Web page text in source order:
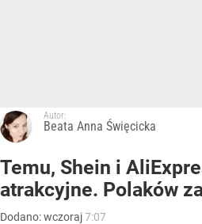
Autor:
Beata Anna Święcicka
Temu, Shein i
atrakcyjne. Polaków
Dodano:wczoraj7:07